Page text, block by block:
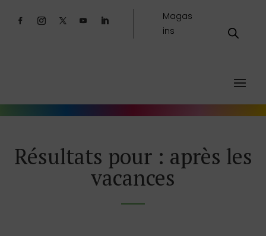
Magas
ins
Résultats pour : après les
vacances